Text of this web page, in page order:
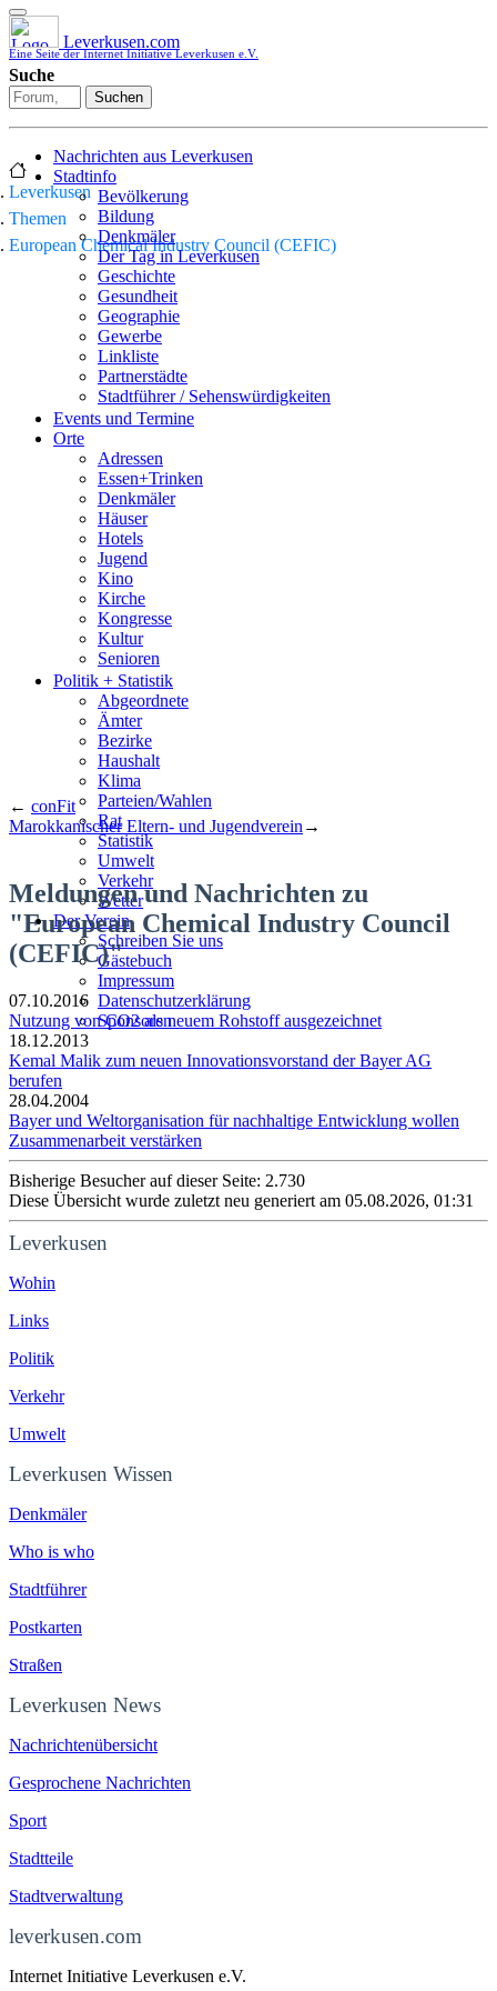
Leverkusen.com
Eine Seite der Internet Initiative Leverkusen e.V.
Suche
Suchen
Nachrichten aus Leverkusen
Stadtinfo
Bevölkerung
Bildung
Denkmäler
Der Tag in Leverkusen
Geschichte
Gesundheit
Geographie
Gewerbe
Linkliste
Partnerstädte
Stadtführer / Sehenswürdigkeiten
Stadtplan
Sport
Who is who
Wohnen
Events und Termine
Orte
Adressen
Essen+Trinken
Denkmäler
Häuser
Hotels
Jugend
Kino
Kirche
Kongresse
Kultur
Senioren
Stadtführer
Straßen
Politik + Statistik
Abgeordnete
Ämter
Bezirke
Haushalt
Klima
Parteien/Wahlen
Rat
Statistik
Umwelt
Verkehr
Wetter
Der Verein
Schreiben Sie uns
Gästebuch
Impressum
Datenschutzerklärung
Sponsoren
Leverkusen
Themen
European Chemical Industry Council (CEFIC)
← conFit
Marokkanischer Eltern- und Jugendverein →
Meldungen und Nachrichten zu
"European Chemical Industry Council
(CEFIC)"
07.10.2016
Nutzung von CO2 als neuem Rohstoff ausgezeichnet
18.12.2013
Kemal Malik zum neuen Innovationsvorstand der Bayer AG
berufen
28.04.2004
Bayer und Weltorganisation für nachhaltige Entwicklung wollen
Zusammenarbeit verstärken
Bisherige Besucher auf dieser Seite: 2.730
Diese Übersicht wurde zuletzt neu generiert am 05.08.2026, 01:31
Leverkusen
Wohin
Links
Politik
Verkehr
Umwelt
Leverkusen Wissen
Denkmäler
Who is who
Stadtführer
Postkarten
Straßen
Leverkusen News
Nachrichtenübersicht
Gesprochene Nachrichten
Sport
Stadtteile
Stadtverwaltung
leverkusen.com
Internet Initiative Leverkusen e.V.